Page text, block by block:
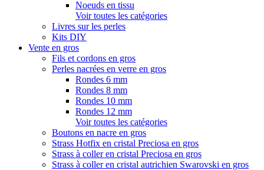
Noeuds en tissu
Voir toutes les catégories
Livres sur les perles
Kits DIY
Vente en gros
Fils et cordons en gros
Perles nacrées en verre en gros
Rondes 6 mm
Rondes 8 mm
Rondes 10 mm
Rondes 12 mm
Voir toutes les catégories
Boutons en nacre en gros
Strass Hotfix en cristal Preciosa en gros
Strass à coller en cristal Preciosa en gros
Strass à coller en cristal autrichien Swarovski en gros